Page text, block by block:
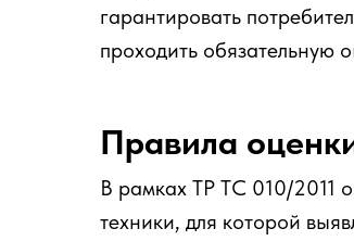
гарантировать
проходить обязательную
Правила
В рамках ТР ТС 010/2011
техники, для которой